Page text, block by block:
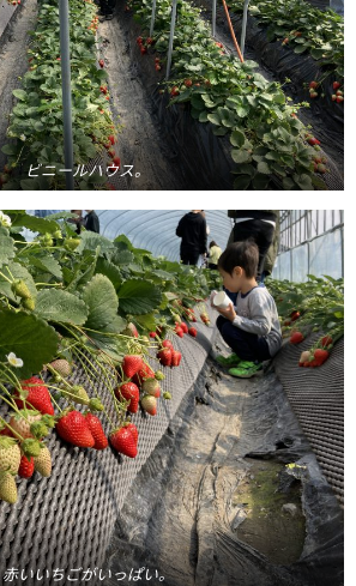
ビニールハウス。
赤いいちごがいっぱい。